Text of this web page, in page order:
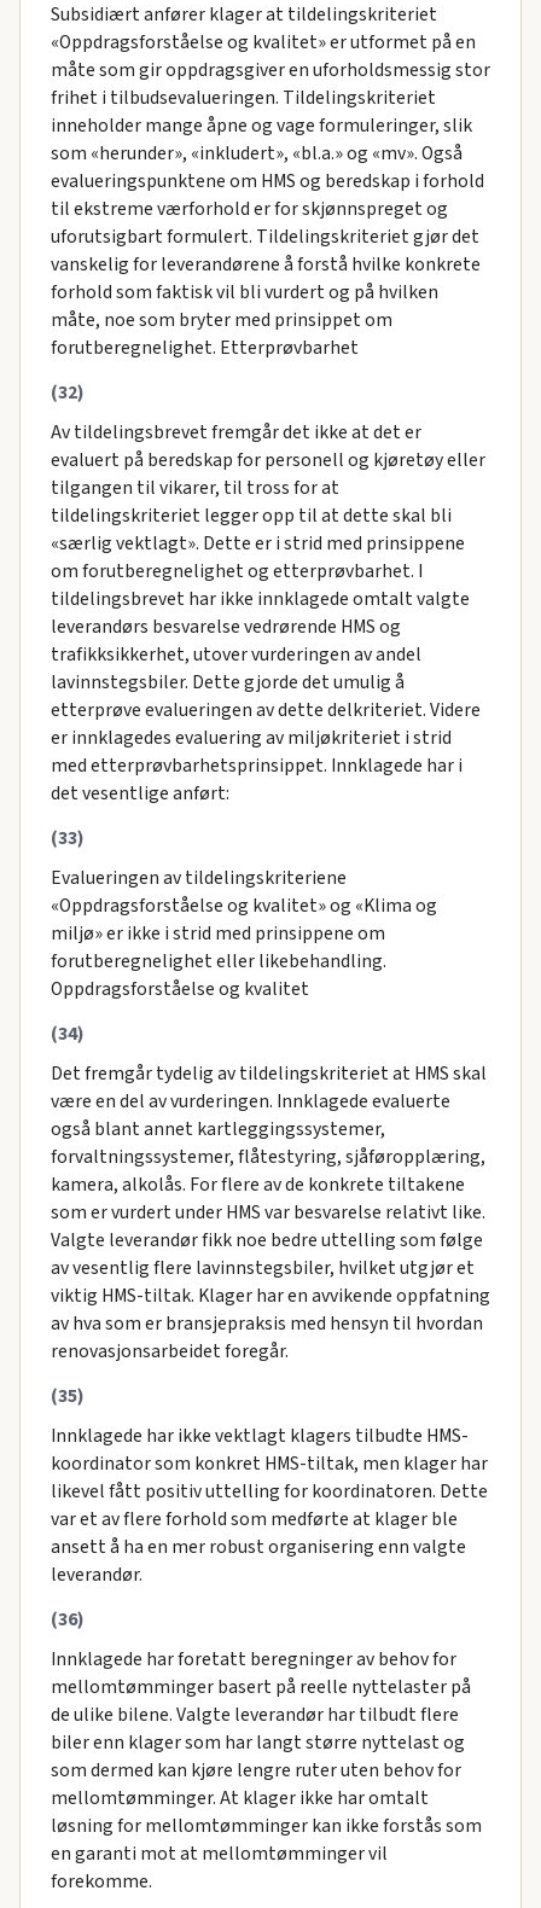
Subsidiært anfører klager at tildelingskriteriet
«Oppdragsforståelse og kvalitet» er utformet på en
måte som gir oppdragsgiver en uforholdsmessig stor
frihet i tilbudsevalueringen. Tildelingskriteriet
inneholder mange åpne og vage formuleringer, slik
som «herunder», «inkludert», «bl.a.» og «mv». Også
evalueringspunktene om HMS og beredskap i forhold
til ekstreme værforhold er for skjønnspreget og
uforutsigbart formulert. Tildelingskriteriet gjør det
vanskelig for leverandørene å forstå hvilke konkrete
forhold som faktisk vil bli vurdert og på hvilken
måte, noe som bryter med prinsippet om
forutberegnelighet. Etterprøvbarhet
(32)
Av tildelingsbrevet fremgår det ikke at det er
evaluert på beredskap for personell og kjøretøy eller
tilgangen til vikarer, til tross for at
tildelingskriteriet legger opp til at dette skal bli
«særlig vektlagt». Dette er i strid med prinsippene
om forutberegnelighet og etterprøvbarhet. I
tildelingsbrevet har ikke innklagede omtalt valgte
leverandørs besvarelse vedrørende HMS og
trafikksikkerhet, utover vurderingen av andel
lavinnstegsbiler. Dette gjorde det umulig å
etterprøve evalueringen av dette delkriteriet. Videre
er innklagedes evaluering av miljøkriteriet i strid
med etterprøvbarhetsprinsippet. Innklagede har i
det vesentlige anført:
(33)
Evalueringen av tildelingskriteriene
«Oppdragsforståelse og kvalitet» og «Klima og
miljø» er ikke i strid med prinsippene om
forutberegnelighet eller likebehandling.
Oppdragsforståelse og kvalitet
(34)
Det fremgår tydelig av tildelingskriteriet at HMS skal
være en del av vurderingen. Innklagede evaluerte
også blant annet kartleggingssystemer,
forvaltningssystemer, flåtestyring, sjåføropplæring,
kamera, alkolås. For flere av de konkrete tiltakene
som er vurdert under HMS var besvarelse relativt like.
Valgte leverandør fikk noe bedre uttelling som følge
av vesentlig flere lavinnstegsbiler, hvilket utgjør et
viktig HMS-tiltak. Klager har en avvikende oppfatning
av hva som er bransjepraksis med hensyn til hvordan
renovasjonsarbeidet foregår.
(35)
Innklagede har ikke vektlagt klagers tilbudte HMS-
koordinator som konkret HMS-tiltak, men klager har
likevel fått positiv uttelling for koordinatoren. Dette
var et av flere forhold som medførte at klager ble
ansett å ha en mer robust organisering enn valgte
leverandør.
(36)
Innklagede har foretatt beregninger av behov for
mellomtømminger basert på reelle nyttelaster på
de ulike bilene. Valgte leverandør har tilbudt flere
biler enn klager som har langt større nyttelast og
som dermed kan kjøre lengre ruter uten behov for
mellomtømminger. At klager ikke har omtalt
løsning for mellomtømminger kan ikke forstås som
en garanti mot at mellomtømminger vil
forekomme.